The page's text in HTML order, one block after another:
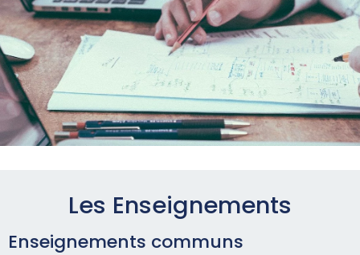
Les Enseignements
Enseignements communs